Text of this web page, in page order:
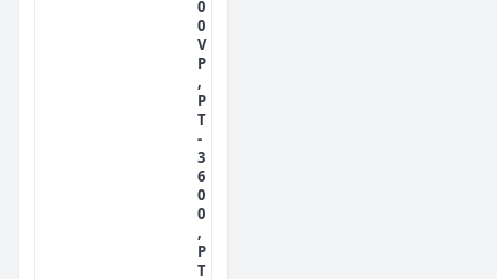
0
0
V
P
,
P
T
-
3
6
0
0
,
P
T